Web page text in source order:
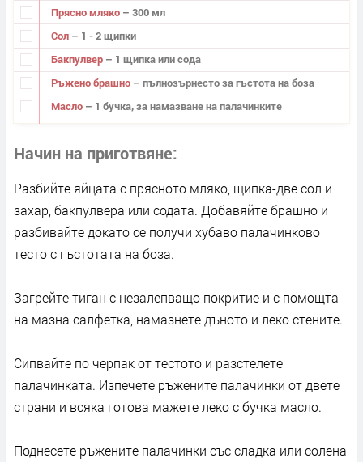
Прясно мляко – 300 мл
Сол – 1 - 2 щипки
Бакпулвер – 1 щипка или сода
Ръжено брашно – пълнозърнесто за гъстота на боза
Масло – 1 бучка, за намазване на палачинките
Начин на приготвяне
Разбийте яйцата с прясното мляко, щипка-две сол и
захар, бакпулвера или содата. Добавяйте брашно и
разбивайте докато се получи хубаво палачинково
тесто с гъстотата на боза.
Загрейте тиган с незалепващо покритие и с помощта
на мазна салфетка, намазнете дъното и леко стените.
Сипвайте по черпак от тестото и разстелете
палачинката. Изпечете ръжените палачинки от двете
страни и всяка готова мажете леко с бучка масло.
Поднесете ръжените палачинки със сладка или солена